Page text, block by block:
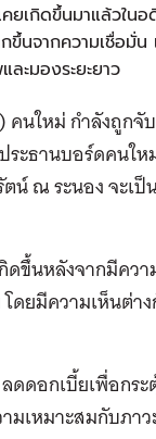
คยเกิดขึ้นมาแล้วใ
นจากความเชื่อมั่น
ะมองระยะยาว
คนใหม่ กำลังถูก
ระธานบอร์ดคนใ
น์ ณ ระนอง จะเ
ขึ้นหลังจากมีคว
ดยมีความเห็นต่า
ดดอกเบี้ยเพื่อกร
เหมาะสมกับภาว